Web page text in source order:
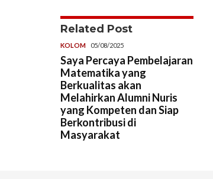
Related Post
KOLOM 05/08/2025
Saya Percaya Pembelajaran
Matematika yang
Berkualitas akan
Melahirkan Alumni Nuris
yang Kompeten dan Siap
Berkontribusi di
Masyarakat